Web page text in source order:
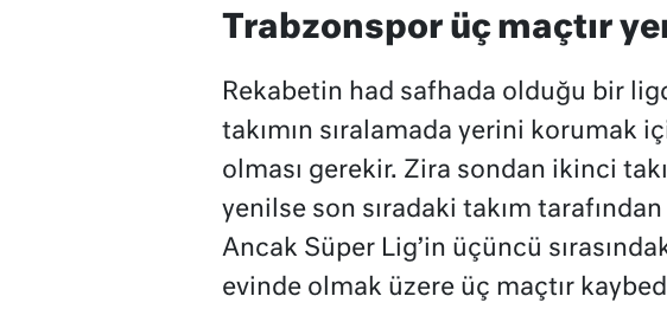
Trabzonspor üç maçtır
Rekabetin had safhada olduğu bir
takımın sıralamada yerini korumak
olması gerekir. Zira sondan ikinci
yenilse son sıradaki takım
Ancak Süper Lig’in üçüncü
evinde olmak üzere üç maçtır